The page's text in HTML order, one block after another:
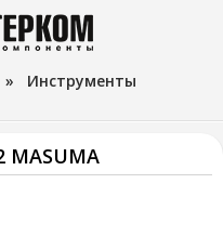
» Инструменты